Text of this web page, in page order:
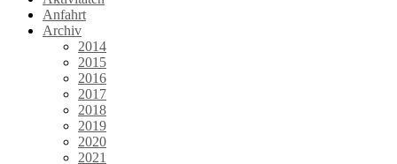
Anfahrt
Archiv
2014
2015
2016
2017
2018
2019
2020
2021